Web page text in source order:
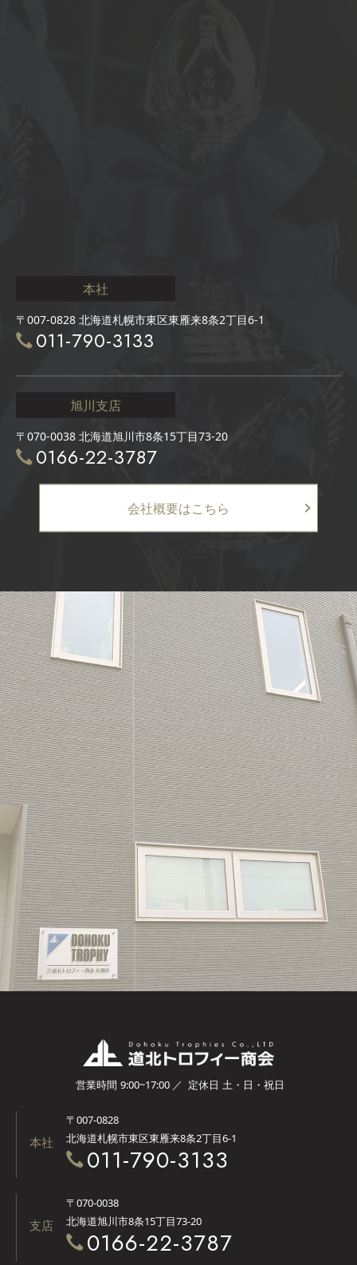
本社
〒007-0828 北海道札幌市東区東雁来8条2丁目6-1
011-790-3133
旭川支店
〒070-0038 北海道旭川市8条15丁目73-20
0166-22-3787
会社概要はこちら
CONTACT
011-790-3133
お問い合わせフォーム
営業時間 9:00~17:00 ／ 定休日 土・日・祝日
本社
〒007-0828
北海道札幌市東区東雁来8条2丁目6-1
011-790-3133
支店
〒070-0038
北海道旭川市8条15丁目73-20
0166-22-3787